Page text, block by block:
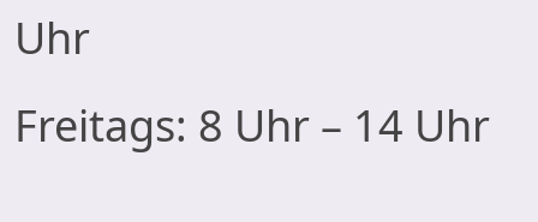
Uhr
Freitags: 8 Uhr – 14 Uhr